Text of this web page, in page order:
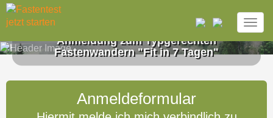
Direkt zum Inhalt
Anmeldung zum Typgerechten
Fastenwandern "Fit in 7 Tagen"
Anmeldeformular